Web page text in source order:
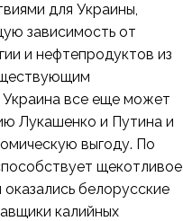
для Украины,
зависимость от
и нефтепродуктов из
Украина все еще может
Лукашенко и Путина и
выгоду. По
щекотливое
белорусские
калийных